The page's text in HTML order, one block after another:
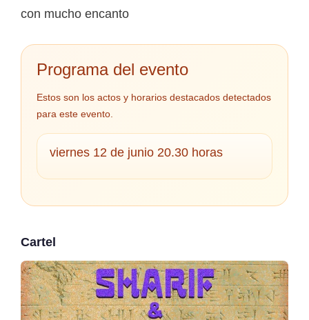
con mucho encanto
Programa del evento
Estos son los actos y horarios destacados detectados
para este evento.
viernes 12 de junio 20.30 horas
Cartel